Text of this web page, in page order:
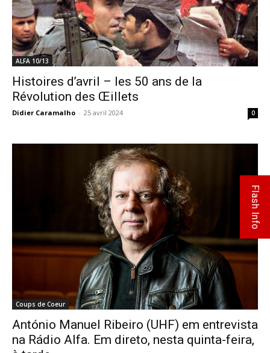
ALFA 10/13
Histoires d’avril – les 50 ans de la
Révolution des Œillets
Didier Caramalho - 25 avril 2024 0
Coups de Coeur
António Manuel Ribeiro (UHF) em entrevista
na Rádio Alfa. Em direto, nesta quinta-feira,
Flash Info